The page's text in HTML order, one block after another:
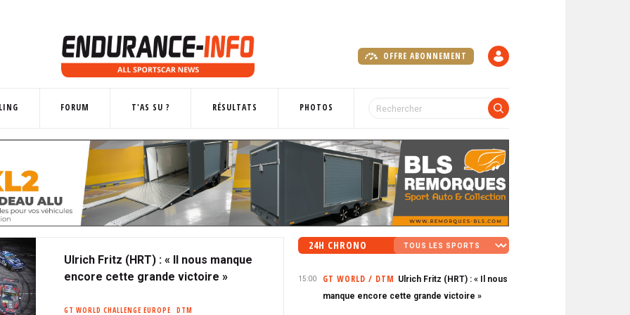
OFFRE ABONNEMENT
FORUM T'AS SU ? RÉSULTATS PHOTOS
Ulrich Fritz (HRT) : « Il nous manque
encore cette grande victoire »
GT WORLD CHALLENGE EUROPE
DTM
24H CHRONO
15:00 GT WORLD / DTM Ulrich Fritz (HRT) : « Il nous
manque encore cette grande victoire »